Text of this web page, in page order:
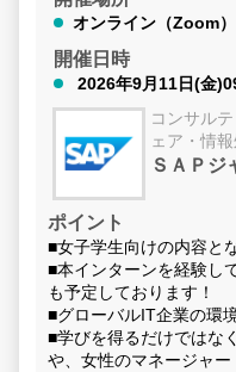
オンライン（Zoom）
開催日時
2026年9月11日(金
コンサル
ェア・情
ＳＡＰジ
ポイント
■女子学生向けの内容と
■本インターンを経験し
も予定しております！
■グローバルIT企業の環
■学びを得るだけではな
や、女性のマネージャ